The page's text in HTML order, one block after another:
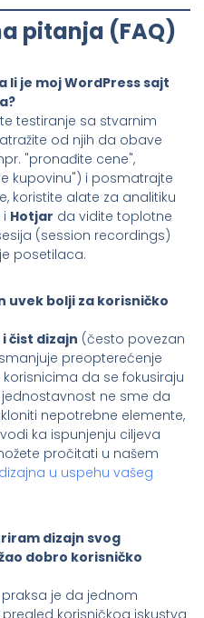
pitanja (FAQ)
li je moj WordPress sajt
testiranje sa stvarnim
od njih da obave
"pronađite cene",
kupovinu") i posmatrajte
koristite alate za analitiku
i Hotjar da vidite toplotne
(session recordings)
posetilaca.
uvek bolji za korisničko
čist dizajn (često povezan
preopterećenje
da se fokusiraju
ne sme da
nepotrebne elemente,
ka ispunjenju ciljeva
pročitati u našem
u uspehu vašeg
dizajn svog
dobro korisničko
praksa je da jednom
korisničkog iskustva